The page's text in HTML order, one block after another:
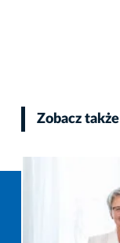
Zobacz także